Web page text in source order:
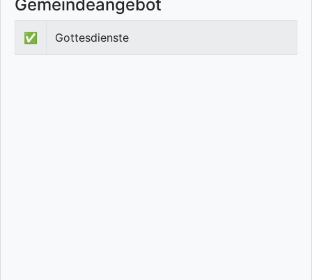
Gemeindeangebot
✅ Gottesdienste